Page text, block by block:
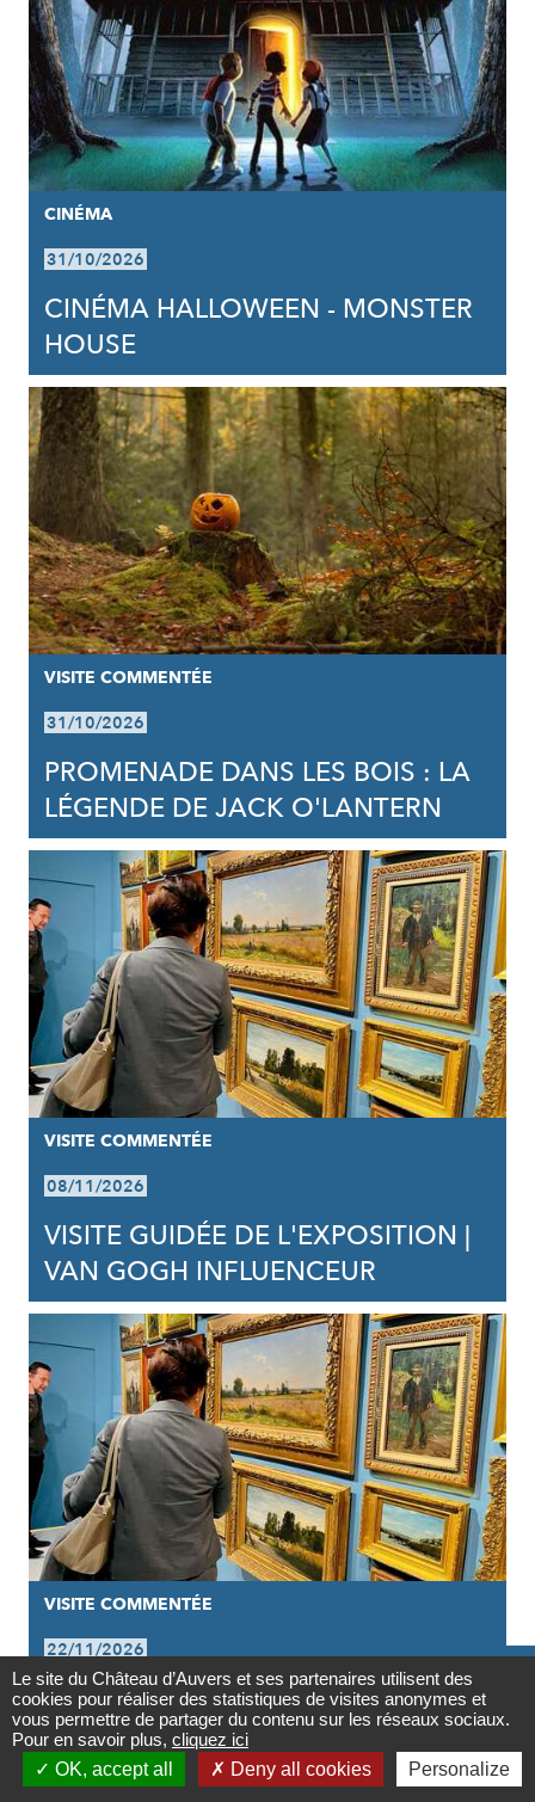
Contact

Newsletter
CINÉMA
31/10/2026
CINÉMA HALLOWEEN - MONSTER
HOUSE
VISITE COMMENTÉE
31/10/2026
PROMENADE DANS LES BOIS : LA
LÉGENDE DE JACK O'LANTERN
VISITE COMMENTÉE
08/11/2026
VISITE GUIDÉE DE L'EXPOSITION |
VAN GOGH INFLUENCEUR
VISITE COMMENTÉE
22/11/2026
VISITE GUIDÉE DE L'EXPOSITION |
VAN GOGH INFLUENCEUR
Le site du Château d’Auvers et ses partenaires utilisent des
cookies pour réaliser des statistiques de visites anonymes et
vous permettre de partager du contenu sur les réseaux sociaux.
Pour en savoir plus, cliquez ici
OK, accept all
Deny all cookies Personalize